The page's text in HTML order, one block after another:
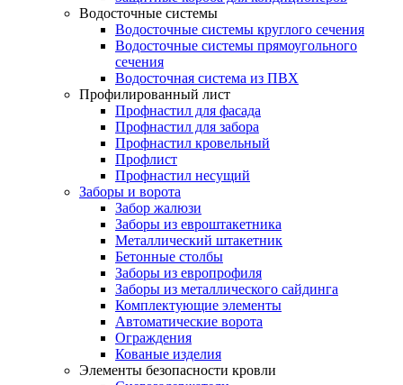
Водосточные системы
Водосточные системы круглого сечения
Водосточные системы прямоугольного
сечения
Водосточная система из ПВХ
Профилированный лист
Профнастил для фасада
Профнастил для забора
Профнастил кровельный
Профлист
Профнастил несущий
Заборы и ворота
Забор жалюзи
Заборы из евроштакетника
Металлический штакетник
Бетонные столбы
Заборы из европрофиля
Заборы из металлического сайдинга
Комплектующие элементы
Автоматические ворота
Ограждения
Кованые изделия
Элементы безопасности кровли